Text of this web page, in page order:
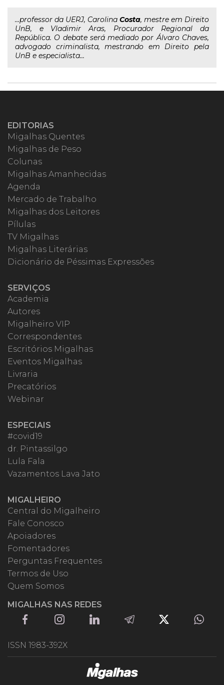
...professor da UERJ, Carolina Costa, mestre em Direito
UnB, e Vladimir Aras, Procurador Regional da
República. O debate será mediado por Álvaro Chaves,
advogado criminalista, mestrando em Direito pela
UnB e especialista...
EDITORIAS
Migalhas Quentes
Migalhas de Peso
Colunas
Migalhas Amanhecidas
Agenda
Mercado de Trabalho
Migalhas dos Leitores
Pílulas
TV Migalhas
Migalhas Literárias
Dicionário de Péssimas Expressões
SERVIÇOS
Academia
Autores
Migalheiro VIP
Correspondentes
Escritórios Migalhas
Eventos Migalhas
Livraria
Precatórios
Webinar
ESPECIAIS
#covid19
dr. Pintassilgo
Lula Fala
Vazamentos Lava Jato
MIGALHEIRO
Central do Migalheiro
Fale Conosco
Apoiadores
Fomentadores
Perguntas Frequentes
Termos de Uso
Quem Somos
MIGALHAS NAS REDES
ISSN 1983-392X